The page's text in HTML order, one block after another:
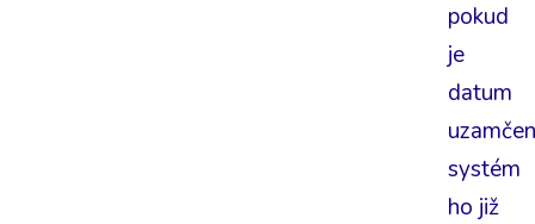
pokud
je
datum
systém
ho již